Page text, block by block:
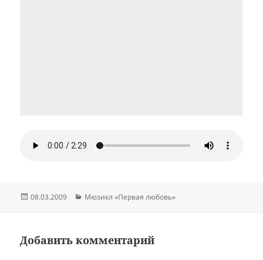
Опубликовано
08.03.2009 Рубрики
Мюзикл «Первая любовь»
Добавить комментарий